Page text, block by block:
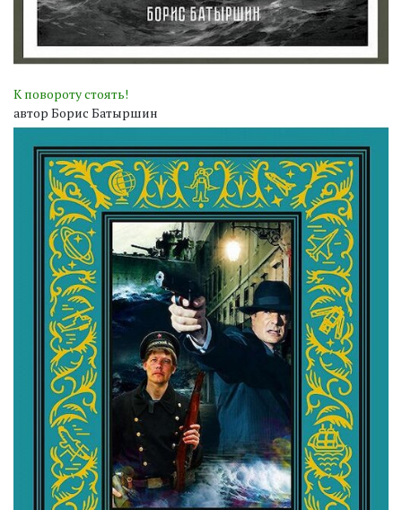
К повороту стоять!
автор Борис Батыршин